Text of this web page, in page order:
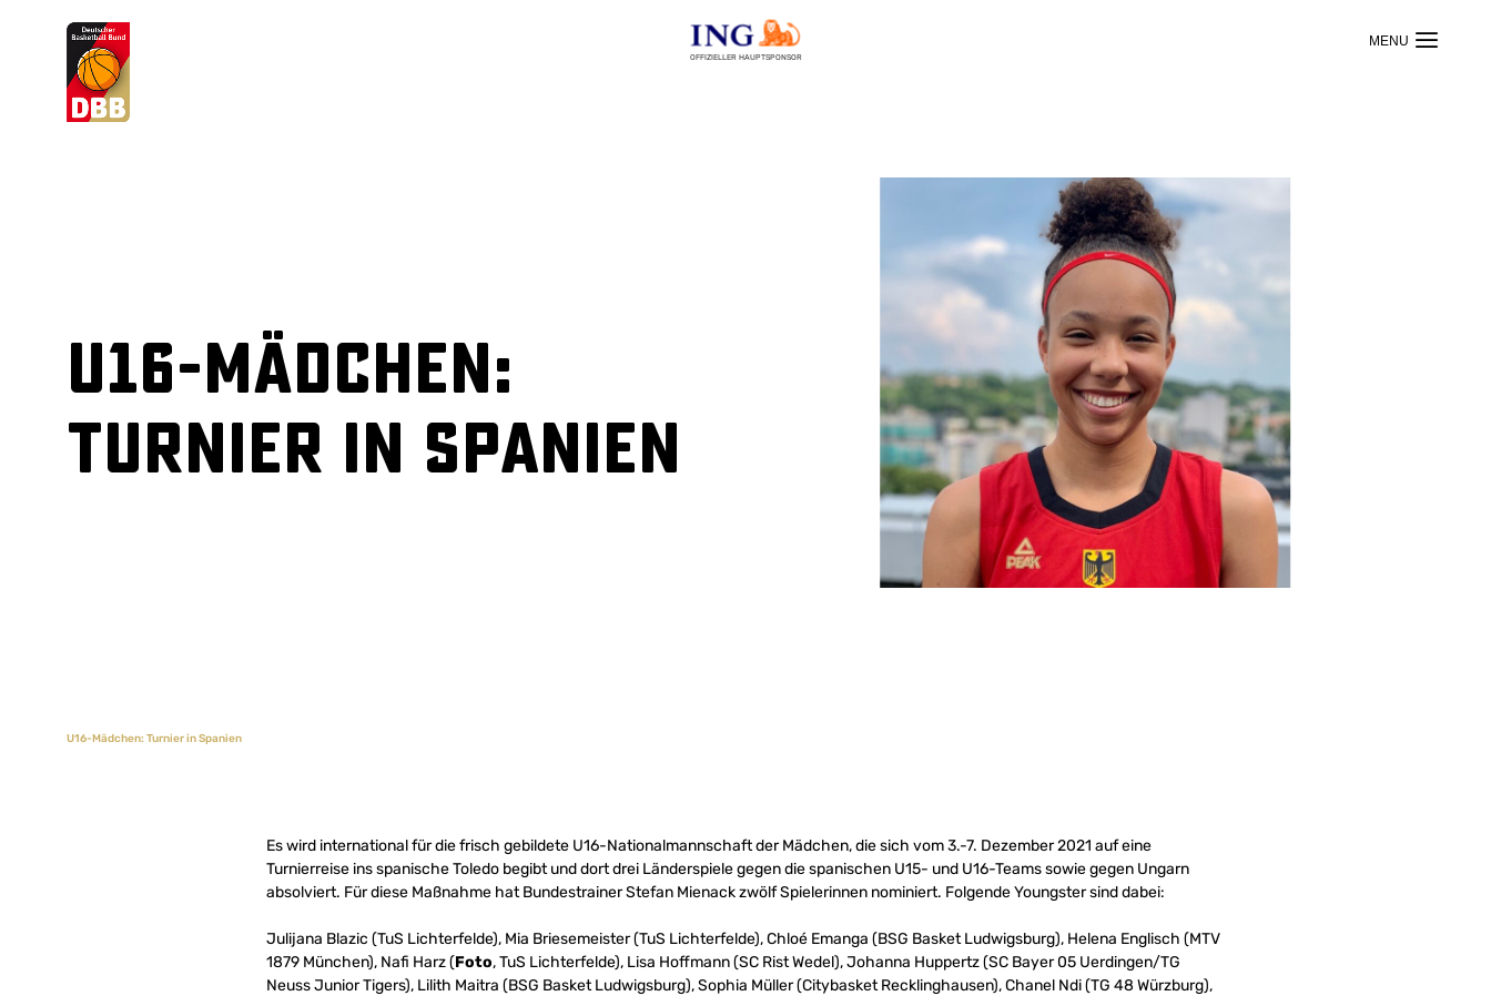
OFFIZIELLER HAUPTSPONSOR
Suchvorschläge
U16-Mädchen:
Turnier in Spanien
U16-Mädchen: Turnier in Spanien
Es wird international für die frisch gebildete U16-Nationalmannschaft der Mädchen, die sich vom 3.-7. Dezember 2021 auf eine
Turnierreise ins spanische Toledo begibt und dort drei Länderspiele gegen die spanischen U15- und U16-Teams sowie gegen Ungarn
absolviert. Für diese Maßnahme hat Bundestrainer Stefan Mienack zwölf Spielerinnen nominiert. Folgende Youngster sind dabei:
Julijana Blazic (TuS Lichterfelde), Mia Briesemeister (TuS Lichterfelde), Chloé Emanga (BSG Basket Ludwigsburg), Helena Englisch (MTV
1879 München), Nafi Harz (Foto, TuS Lichterfelde), Lisa Hoffmann (SC Rist Wedel), Johanna Huppertz (SC Bayer 05 Uerdingen/TG
Neuss Junior Tigers), Lilith Maitra (BSG Basket Ludwigsburg), Sophia Müller (Citybasket Recklinghausen), Chanel Ndi (TG 48 Würzburg),